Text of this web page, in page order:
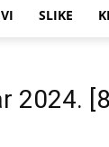
SLIKE
2024.